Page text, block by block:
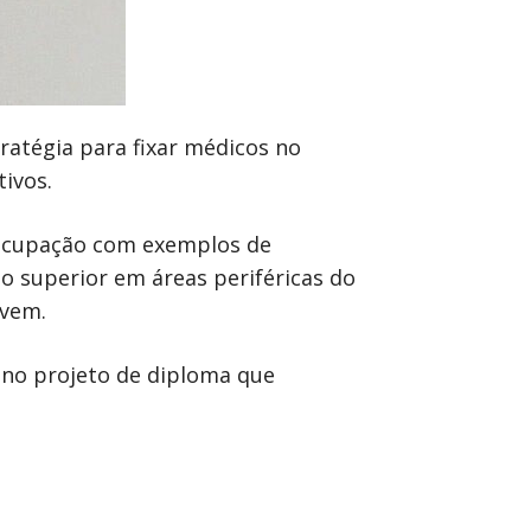
para fixar médicos no
com exemplos de
superior em áreas periféricas do
projeto de diploma que